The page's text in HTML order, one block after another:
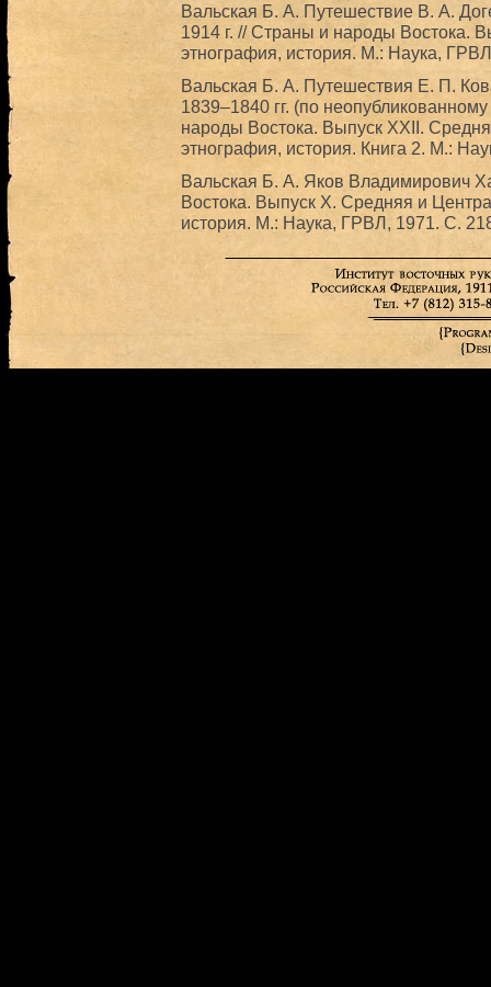
Вальская Б. А. Путешествие В. А.
1914 г. // Страны и народы Востока.
этнография, история. М.: Наука,
Вальская Б. А. Путешествия Е. П.
1839–1840 гг. (по
народы Востока. Выпуск XXII.
этнография, история. Книга 2. М.:
Вальская Б. А. Яков Владимирович
Востока. Выпуск X. Средняя и
история. М.: Наука, ГРВЛ, 1971. С.